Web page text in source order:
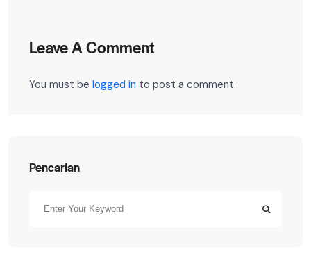
Leave A Comment
You must be logged in to post a comment.
Pencarian